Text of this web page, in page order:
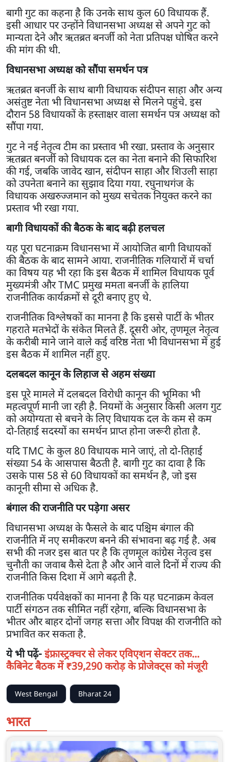
बागी गुट का कहना है कि उनके साथ कुल 60 विधायक हैं.
इसी आधार पर उन्होंने विधानसभा अध्यक्ष से अपने गुट को
मान्यता देने और ऋतब्रत बनर्जी को नेता प्रतिपक्ष घोषित करने
की मांग की थी.
विधानसभा अध्यक्ष को सौंपा समर्थन पत्र
ऋतब्रत बनर्जी के साथ बागी विधायक संदीपन साहा और अन्य
असंतुष्ट नेता भी विधानसभा अध्यक्ष से मिलने पहुंचे. इस
दौरान 58 विधायकों के हस्ताक्षर वाला समर्थन पत्र अध्यक्ष को
सौंपा गया.
गुट ने नई नेतृत्व टीम का प्रस्ताव भी रखा. प्रस्ताव के अनुसार
ऋतब्रत बनर्जी को विधायक दल का नेता बनाने की सिफारिश
की गई, जबकि जावेद खान, संदीपन साहा और शिउली साहा
को उपनेता बनाने का सुझाव दिया गया. रघुनाथगंज के
विधायक अखरुज्जमान को मुख्य सचेतक नियुक्त करने का
प्रस्ताव भी रखा गया.
बागी विधायकों की बैठक के बाद बढ़ी हलचल
यह पूरा घटनाक्रम विधानसभा में आयोजित बागी विधायकों
की बैठक के बाद सामने आया. राजनीतिक गलियारों में चर्चा
का विषय यह भी रहा कि इस बैठक में शामिल विधायक पूर्व
मुख्यमंत्री और TMC प्रमुख ममता बनर्जी के हालिया
राजनीतिक कार्यक्रमों से दूरी बनाए हुए थे.
राजनीतिक विश्लेषकों का मानना है कि इससे पार्टी के भीतर
गहराते मतभेदों के संकेत मिलते हैं. दूसरी ओर, तृणमूल नेतृत्व
के करीबी माने जाने वाले कई वरिष्ठ नेता भी विधानसभा में हुई
इस बैठक में शामिल नहीं हुए.
दलबदल कानून के लिहाज से अहम संख्या
इस पूरे मामले में दलबदल विरोधी कानून की भूमिका भी
महत्वपूर्ण मानी जा रही है. नियमों के अनुसार किसी अलग गुट
को अयोग्यता से बचने के लिए विधायक दल के कम से कम
दो-तिहाई सदस्यों का समर्थन प्राप्त होना जरूरी होता है.
यदि TMC के कुल 80 विधायक माने जाएं, तो दो-तिहाई
संख्या 54 के आसपास बैठती है. बागी गुट का दावा है कि
उसके पास 58 से 60 विधायकों का समर्थन है, जो इस
कानूनी सीमा से अधिक है.
बंगाल की राजनीति पर पड़ेगा असर
विधानसभा अध्यक्ष के फैसले के बाद पश्चिम बंगाल की
राजनीति में नए समीकरण बनने की संभावना बढ़ गई है. अब
सभी की नजर इस बात पर है कि तृणमूल कांग्रेस नेतृत्व इस
चुनौती का जवाब कैसे देता है और आने वाले दिनों में राज्य की
राजनीति किस दिशा में आगे बढ़ती है.
राजनीतिक पर्यवेक्षकों का मानना है कि यह घटनाक्रम केवल
पार्टी संगठन तक सीमित नहीं रहेगा, बल्कि विधानसभा के
भीतर और बाहर दोनों जगह सत्ता और विपक्ष की राजनीति को
प्रभावित कर सकता है.
ये भी पढ़ें-इंफ्रास्ट्रक्चर से लेकर एविएशन सेक्टर तक...
कैबिनेट बैठक में ₹39,290 करोड़ के प्रोजेक्ट्स को मंजूरी
West Bengal Bharat 24
भारत